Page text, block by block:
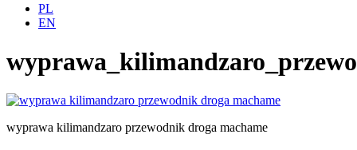
PL
EN
wyprawa kilimandzaro przewodnik droga machame